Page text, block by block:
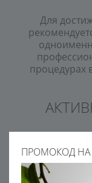
Для
процедурах
ПРОМОКОД НА